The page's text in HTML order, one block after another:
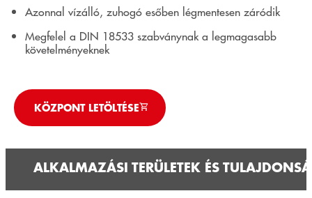
Azonnal vízálló, zuhogó esőben légmentesen záródik
Megfelel a DIN 18533 szabványnak a legmagasabb
követelményeknek
KÖZPONT LETÖLTÉSE
ALKALMAZÁSI TERÜLETEK ÉS